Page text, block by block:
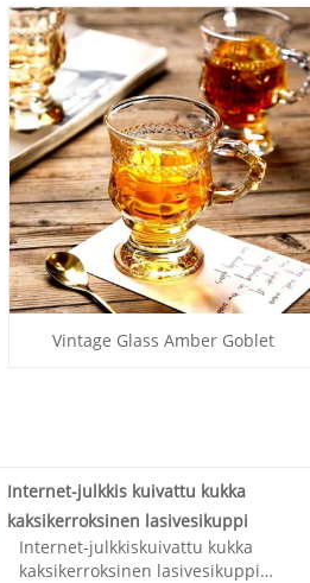
Vintage Glass Amber Goblet
Internet-julkkis kuivattu kukka
kaksikerroksinen lasivesikuppi
Internet-julkkiskuivattu kukka
kaksikerroksinen lasivesikuppi